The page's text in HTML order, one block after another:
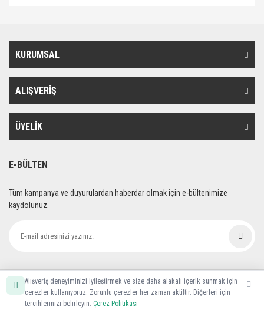
KURUMSAL
ALIŞVERİŞ
ÜYELİK
E-BÜLTEN
Tüm kampanya ve duyurulardan haberdar olmak için e-bültenimize
kaydolunuz.
Alışveriş deneyiminizi iyileştirmek ve size daha alakalı içerik sunmak için
çerezler kullanıyoruz. Zorunlu çerezler her zaman aktiftir. Diğerleri için
tercihlerinizi belirleyin. Çerez Politikası